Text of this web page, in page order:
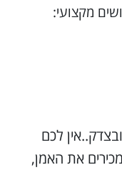
מקצועי:
לכם
את האמן,